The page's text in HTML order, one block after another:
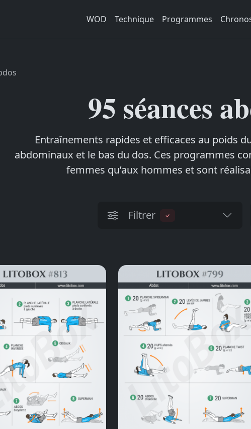
WOD Technique Programmes
95 séances
Entraînements rapides et efficaces au poids
abdominaux et le bas du dos. Ces programmes
femmes qu’aux hommes et sont
Filtrer